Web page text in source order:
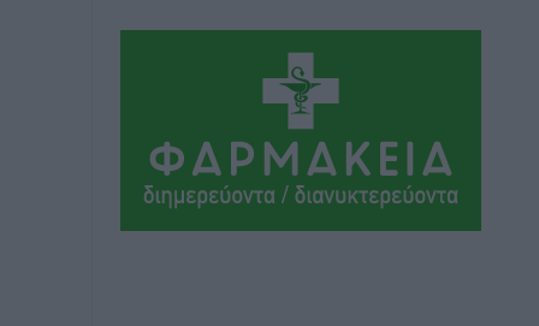
Συνελήφθη 37χρονη στη Ρόδο γιατί
είχε αφήσει τα τρία ανήλικα παιδιά της
χωρίς επιτήρηση
Τοπικές Ειδήσεις πριν 11 ώρες
Σταυρός Καλυθιών: Απέκτησε την